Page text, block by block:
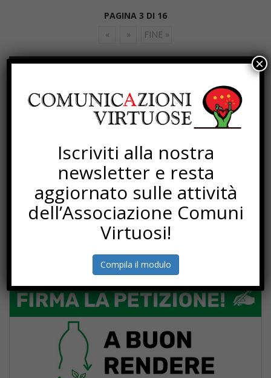
PAGINA 3 DI 16
«
» FINE »
SOTTOSCRIZIONI
Iscriviti alla nostra
newsletter e resta
aggiornato sulle attività
dell’Associazione Comuni
Virtuosi!
Compila il modulo
×